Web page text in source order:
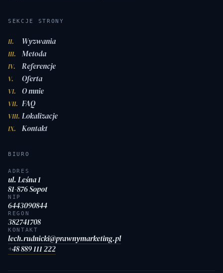
SEKCJE STRONY
II. Wyzwania
III. Metoda
IV. Referencje
V. Oferta
VI. O mnie
VII. FAQ
VIII. Lokalizacje
IX. Kontakt
BIURO
ADRES
ul. Leśna 1
81-876 Sopot
NIP
6443090844
REGON
382741708
KONTAKT
lech.rudnicki@prawnymarketing.pl
+48 889 111 222